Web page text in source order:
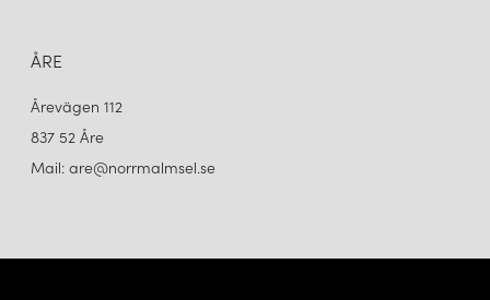
ÅRE
Årevägen 112
837 52 Åre
Mail: are@norrmalmsel.se